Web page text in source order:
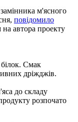
м'ясного
повідомило
автора проекту
Смак
дріжджів.
до складу
розпочато